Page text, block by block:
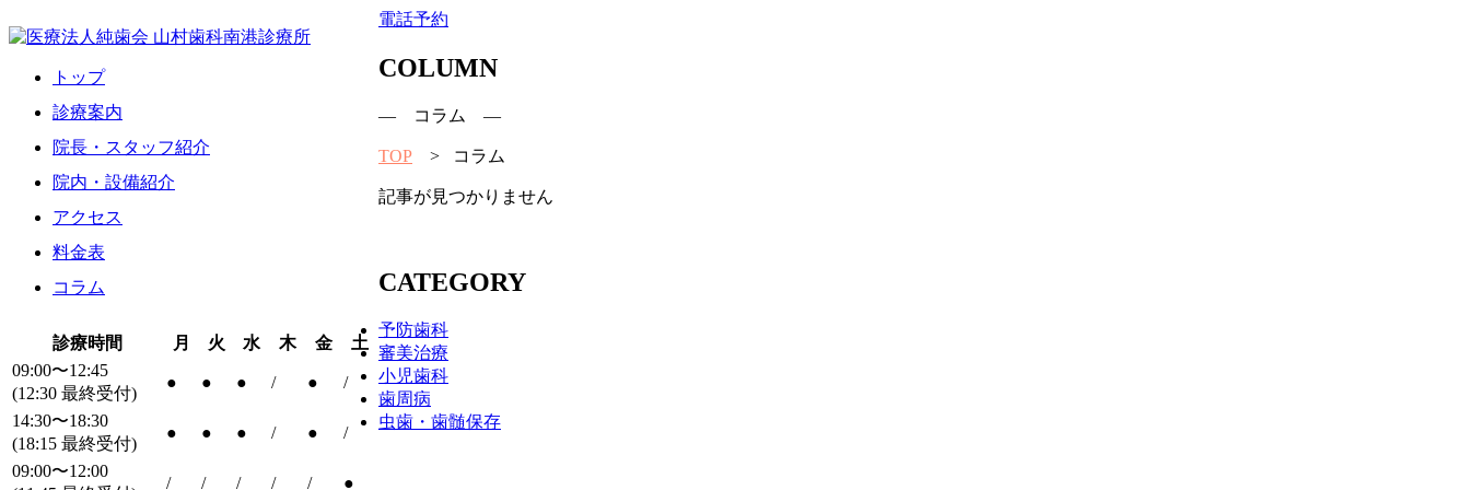
トップ
診療案内
院長・スタッフ紹介
院内・設備紹介
アクセス
料金表
コラム
診療時間 月 火 水 木 金
土
09:00〜12:45
(12:30 最終受付)
● ● ● / ● /
14:30〜18:30
(18:15 最終受付)
● ● ● / ● /
09:00〜12:00
/ / / / / ●
電話予約
COLUMN
― コラム ―
TOP > コラム
記事が見つかりません
CATEGORY
予防歯科
審美治療
小児歯科
歯周病
虫歯・歯髄保存